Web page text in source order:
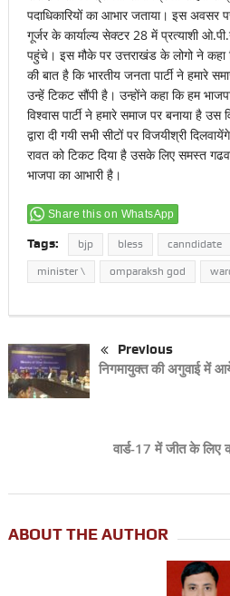
पदाधिकारियों का आभार जताया। इस अवसर
गूर्जर के कार्याल्य सेक्टर 28 में प्रत्याशी
पहुंचे। इस मौके पर उत्तराखंड के लोगो ने कहा
की बात है कि भारतीय जनता पार्टी ने हमारे
उन्हें टिकट सौंपी है। उन्होंने कहा कि हम
विश्वास पार्टी ने हमारे समाज पर बनाया है उस
द्वारा दी गयी सभी सीटों पर विजयीश्री
रावत को टिकट दिया है उसके लिए समस्त
भाजपा का आभारी है।
Share this on WhatsApp
Tags: bjp bless canndidate
minister \ omparaksh god
Previous
निगमायुक्त की अगुवाई में
वार्ड-17 में जीत के लिए
ABOUT THE AUTHOR